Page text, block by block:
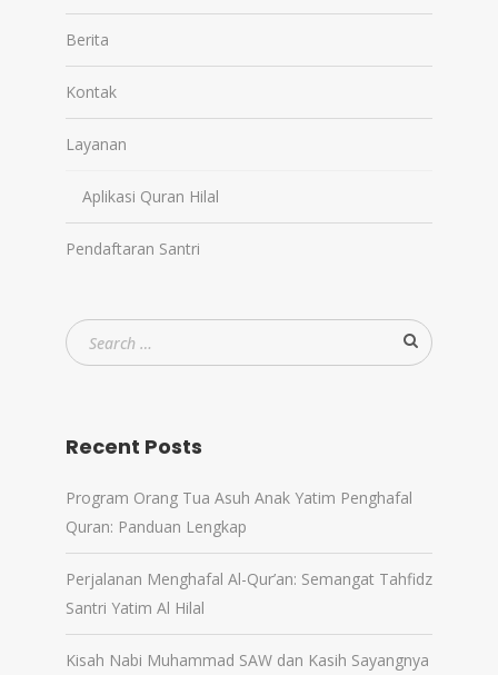
Berita
Kontak
Layanan
Aplikasi Quran Hilal
Pendaftaran Santri
Recent Posts
Program Orang Tua Asuh Anak Yatim Penghafal
Quran: Panduan Lengkap
Perjalanan Menghafal Al-Qur’an: Semangat Tahfidz
Santri Yatim Al Hilal
Kisah Nabi Muhammad SAW dan Kasih Sayangnya